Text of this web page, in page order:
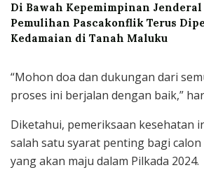
Di Bawah Kepemimpinan
Pemulihan Pascakonflik Terus
Kedamaian di Tanah Maluku
“Mohon doa dan dukungan dari
proses ini berjalan dengan baik,”
Diketahui, pemeriksaan kesehatan
salah satu syarat penting bagi
yang akan maju dalam Pilkada 2024.